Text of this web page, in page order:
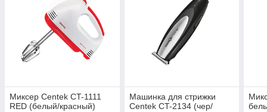
Миксер Centek CT-1111
RED (белый/красный)
Машинка для стрижки
Centek CT-2134 (чер/